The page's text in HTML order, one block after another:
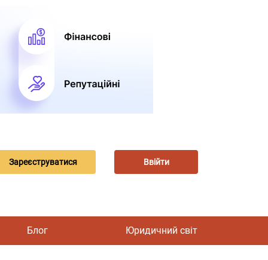
Зареєструватися Ввійти
Блог Юридичний світ